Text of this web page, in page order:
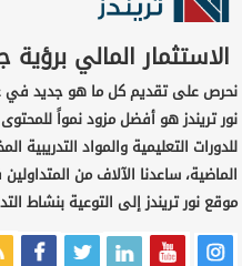
الاستثمار المالي برؤية
نحرص على تقديم كل ما هو جديد في
نور تريندز هو أفضل مزود نمواً
للدورات التعليمية والمواد
الماضية، ساعدنا الآلاف من
موقع نور تريندز إلى التوعية بنشاط